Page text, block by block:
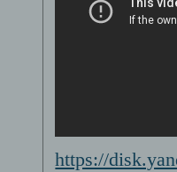
https://